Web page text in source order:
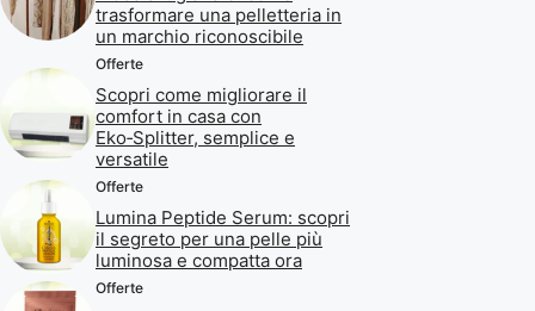
trasformare una pelletteria in
un marchio riconoscibile
Offerte
Scopri come migliorare il
comfort in casa con
Eko‑Splitter, semplice e
versatile
Offerte
Lumina Peptide Serum: scopri
il segreto per una pelle più
luminosa e compatta ora
Offerte